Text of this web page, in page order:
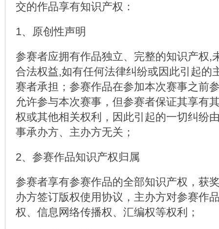
交的作品享有知识产权：
1、原创性声明
参赛者应拥有作品独立、完整的知识产权,
合法权益,如有任何法律纠纷或因此引起的
赛者承担；参赛作品在参加本次赛事之前
允许参与本次赛事，但参赛者保证其享有
权或其他相关权利，因此引起的一切纠纷
事承办方、主办方无关；
2、参赛作品知识产权归属
参赛者享有参赛作品的全部知识产权，获
办方签订版权使用协议，主办方对参赛作
权、信息网络传播权、汇编权等权利；